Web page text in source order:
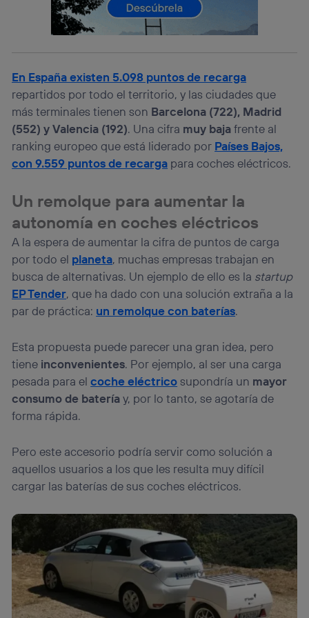
En España existen 5.098 puntos de recarga
repartidos por todo el territorio, y las ciudades que
más terminales tienen son Barcelona (722), Madrid
(552) y Valencia (192). Una cifra muy bajafrente al
ranking europeo que está liderado por Países Bajos,
con 9.559 puntos de recarga para coches eléctricos.
Un remolque para aumentar la
autonomía en coches eléctricos
A la espera de aumentar la cifra de puntos de carga
por todo el planeta, muchas empresas trabajan en
busca de alternativas. Un ejemplo de ello es la startup
EP Tender, que ha dado con una solución extraña a la
par de práctica: un remolque con baterías.
Esta propuesta puede parecer una gran idea, pero
tiene inconvenientes. Por ejemplo, al ser una carga
pesada para elcoche eléctricosupondría un mayor
consumo de bateríay, por lo tanto, se agotaría de
forma rápida.
Pero este accesorio podría servir como solución a
aquellos usuarios a los que les resulta muy difícil
cargar las baterías de sus coches eléctricos.
lo que cualquier persona que conecte su dispositivo y
consienta el uso de la tecnología recibirá el mismo
identificador. Típicamente:
actividades de navegación de los miembros del hogar
que hayan dado su consentimiento.
Si utilizas datos móviles, el marketing será más
personalizado, ya que se basará únicamente en la
navegación del usuario del móvil.
Puedes gestionar los consentimientos Utiq seleccionando
“Administrar Utiq” en la parte inferior de esta página web o
la política de privacidad de Utiq.